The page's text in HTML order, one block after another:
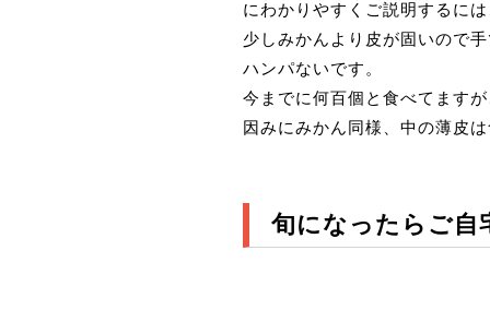
にわかりやすくご説明するに
少しみかんより皮が固いので
ハンパないです。
今までに何百個と食べてます
因みにみかん同様、中の薄皮
旬になったらご自